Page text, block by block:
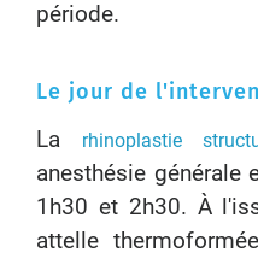
période.
Le jour de
La
rhinoplastie
anesthésie générale
1h30 et 2h30. À
attelle